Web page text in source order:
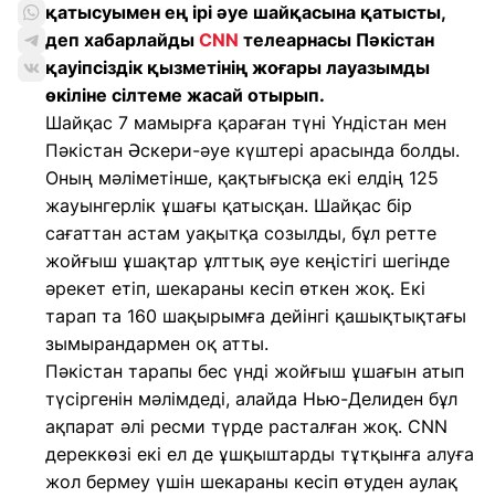
қатысуымен ең ірі әуе шайқасына қатысты,
деп хабарлайды CNN телеарнасы Пәкістан
қауіпсіздік қызметінің жоғары лауазымды
өкіліне сілтеме жасай отырып.
Шайқас 7 мамырға қараған түні Үндістан мен
Пәкістан Әскери-әуе күштері арасында болды.
Оның мәліметінше, қақтығысқа екі елдің 125
жауынгерлік ұшағы қатысқан. Шайқас бір
сағаттан астам уақытқа созылды, бұл ретте
жойғыш ұшақтар ұлттық әуе кеңістігі шегінде
әрекет етіп, шекараны кесіп өткен жоқ. Екі
тарап та 160 шақырымға дейінгі қашықтықтағы
зымырандармен оқ атты.
Пәкістан тарапы бес үнді жойғыш ұшағын атып
түсіргенін мәлімдеді, алайда Нью-Делиден бұл
ақпарат әлі ресми түрде расталған жоқ. CNN
дереккөзі екі ел де ұшқыштарды тұтқынға алуға
жол бермеу үшін шекараны кесіп өтуден аулақ